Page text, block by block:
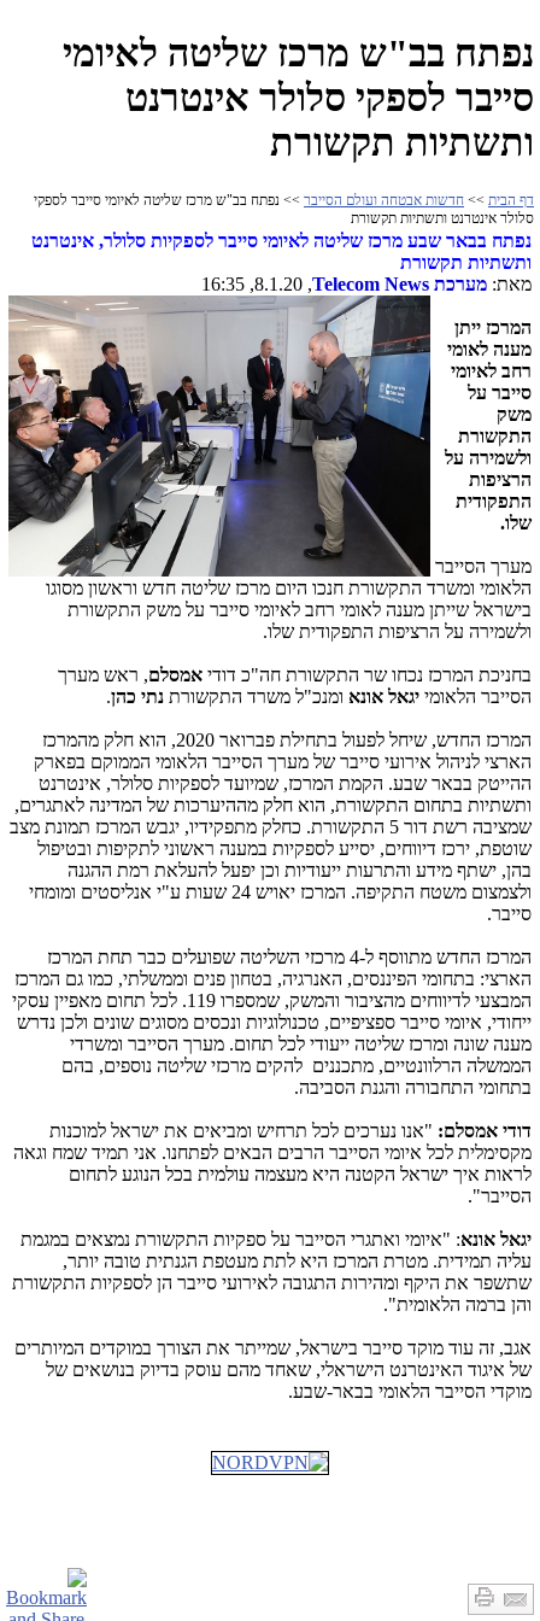
נפתח בב"ש מרכז שליטה לאיומי
סייבר לספקי סלולר אינטרנט
ותשתיות תקשורת
דף הבית >> חדשות אבטחה ועולם הסייבר >> נפתח בב"ש מרכז שליטה לאיומי סייבר לספקי
סלולר אינטרנט ותשתיות תקשורת
נפתח בבאר שבע מרכז שליטה לאיומי סייבר לספקיות סלולר, אינטרנט
ותשתיות תקשורת
מאת: מערכת Telecom News
, 8.1.20, 16:35
המרכז ייתן
מענה לאומי
רחב לאיומי
סייבר על
משק
התקשורת
ולשמירה על
הרציפות
התפקודית
שלו.
מערך הסייבר
הלאומי ומשרד התקשורת חנכו היום מרכז שליטה חדש וראשון מסוגו
בישראל שייתן מענה לאומי רחב לאיומי סייבר על משק התקשורת
ולשמירה על הרציפות התפקודית שלו.
בחניכת המרכז נכחו שר התקשורת חה"כ דודי אמסלם, ראש מערך
הסייבר הלאומי יגאל אונא ומנכ"ל משרד התקשורת נתי כהן.
המרכז החדש, שיחל לפעול בתחילת פברואר 2020, הוא חלק מהמרכז
הארצי לניהול אירועי סייבר של מערך הסייבר הלאומי הממוקם בפארק
ההייטק בבאר שבע. הקמת המרכז, שמיועד לספקיות סלולר, אינטרנט
ותשתיות בתחום התקשורת, הוא חלק מההיערכות של המדינה לאתגרים,
שמציבה רשת דור 5 התקשורת. כחלק מתפקידיו, יגבש המרכז תמונת מצב
שוטפת, ירכז דיווחים, יסייע לספקיות במענה ראשוני לתקיפות ובטיפול
בהן, ישתף מידע והתרעות ייעודיות וכן יפעל להעלאת רמת ההגנה
ולצמצום משטח התקיפה. המרכז יאויש 24 שעות ע"י אנליסטים ומומחי
סייבר.
המרכז החדש מתווסף ל-4 מרכזי השליטה שפועלים כבר תחת המרכז
הארצי: בתחומי הפיננסים, האנרגיה, בטחון פנים וממשלתי, כמו גם המרכז
המבצעי לדיווחים מהציבור והמשק, שמספרו 119. לכל תחום מאפיין עסקי
ייחודי, איומי סייבר ספציפיים, טכנולוגיות ונכסים מסוגים שונים ולכן נדרש
מענה שונה ומרכז שליטה ייעודי לכל תחום. מערך הסייבר ומשרדי
הממשלה הרלוונטיים, מתכננים להקים מרכזי שליטה נוספים, בהם
בתחומי התחבורה והגנת הסביבה.
דודי אמסלם: "אנו נערכים לכל תרחיש ומביאים את ישראל למוכנות
מקסימלית לכל איומי הסייבר הרבים הבאים לפתחנו. אני תמיד שמח וגאה
לראות איך ישראל הקטנה היא מעצמה עולמית בכל הנוגע לתחום
הסייבר".
יגאל אונא: "איומי ואתגרי הסייבר על ספקיות התקשורת נמצאים במגמת
עליה תמידית. מטרת המרכז היא לתת מעטפת הגנתית טובה יותר,
שתשפר את היקף ומהירות התגובה לאירועי סייבר הן לספקיות התקשורת
והן ברמה הלאומית".
אגב, זה עוד מוקד סייבר בישראל, שמייתר את הצורך במוקדים המיותרים
של איגוד האינטרנט הישראלי, שאחד מהם עוסק בדיוק בנושאים של
מוקדי הסייבר הלאומי בבאר-שבע.